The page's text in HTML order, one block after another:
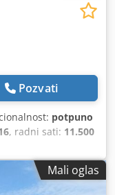
Pozvati
potpuno
, radni sati: 11.500
15.700 kg * Снага
брзи спој * Клима
Mali oglas